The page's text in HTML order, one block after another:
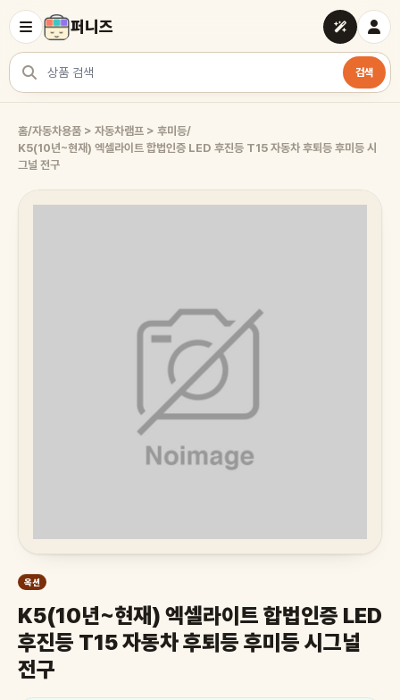
퍼니즈
상품 검색
검색
홈/자동차용품 > 자동차램프 > 후미등/
K5(10년~현재) 엑셀라이트 합법인증 LED 후진등 T15 자동차 후퇴등 후미등 시
그널 전구
옥션
K5(10년~현재) 엑셀라이트 합법인증 LED
후진등 T15 자동차 후퇴등 후미등 시그널
전구